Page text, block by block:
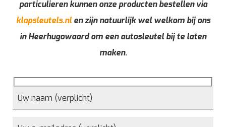
particulieren kunnen onze producten bestellen via
klapsleutels.nlen zijn natuurlijk wel welkom bij ons
in Heerhugowaard om een autosleutel bij te laten
maken.